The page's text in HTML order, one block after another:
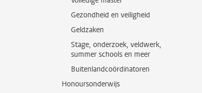
Gezondheid en veiligheid
Geldzaken
Stage, onderzoek, veldwerk,
summer schools en meer
Buitenlandcoördinatoren
Honoursonderwijs